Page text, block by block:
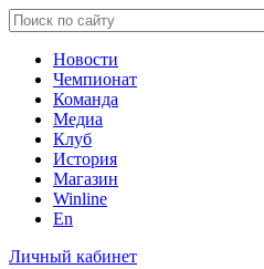
Новости
Чемпионат
Команда
Медиа
Клуб
История
Магазин
Winline
En
Личный кабинет